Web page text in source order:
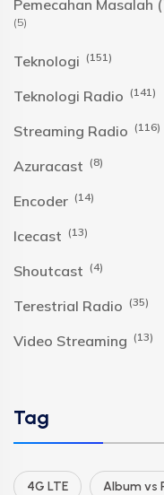
Pemecahan Masalah
(5)
Teknologi (151)
Teknologi Radio (141)
Streaming Radio (116)
Azuracast (8)
Encoder (14)
Icecast (13)
Shoutcast (4)
Terestrial Radio (35)
Video Streaming (13)
Tag
4G LTE Album vs